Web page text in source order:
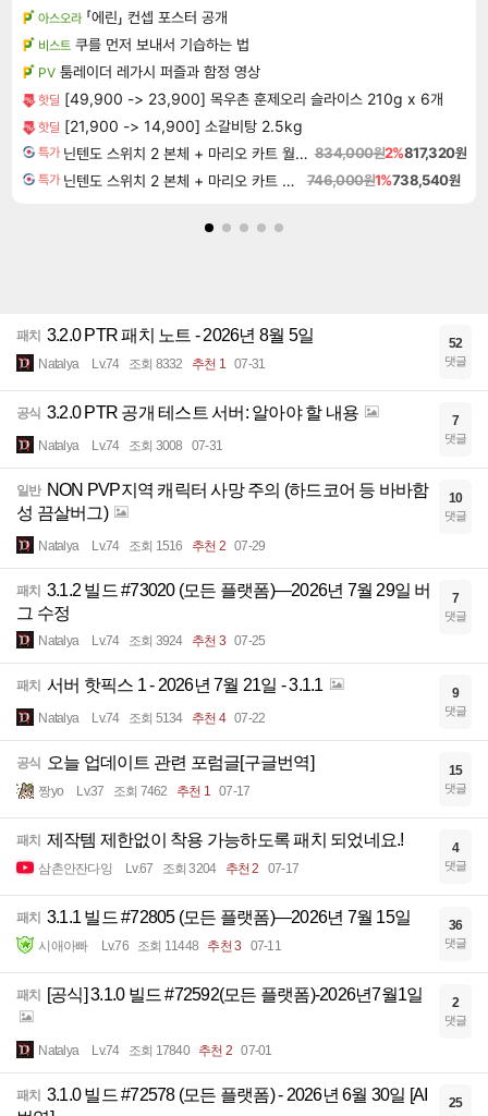
아스오라 「에린」 컨셉 포스터 공개
비스트 쿠를 먼저 보내서 기습하는 법
PV 툼레이더 레가시 퍼즐과 함정 영상
핫딜 [49,900 -> 23,900] 목우촌 훈제오리 슬라이스 210g x 6개
핫딜 [21,900 -> 14,900] 소갈비탕 2.5kg
특가 닌텐도 스위치 2 본체 + 마리오 카트 월드 + 포켓몬 포코피아 번들 834,000원2%817,320원
특가 닌텐도 스위치 2 본체 + 마리오 카트 월드 746,000원1%738,540원
패치 3.2.0 PTR 패치 노트 - 2026년 8월 5일
Natalya Lv.74 조회 8332 추천 1 07-31
52
댓글
공식 3.2.0 PTR 공개 테스트 서버: 알아야 할 내용
Natalya Lv.74 조회 3008 07-31
7
댓글
일반 NON PVP지역 캐릭터 사망 주의 (하드코어 등 바바함
성 끔살버그)
Natalya Lv.74 조회 1516 추천 2 07-29
10
댓글
패치 3.1.2 빌드 #73020 (모든 플랫폼)—2026년 7월 29일 버
그 수정
Natalya Lv.74 조회 3924 추천 3 07-25
7
댓글
패치 서버 핫픽스 1 - 2026년 7월 21일 - 3.1.1
Natalya Lv.74 조회 5134 추천 4 07-22
9
댓글
공식 오늘 업데이트 관련 포럼글[구글번역]
짱yo Lv.37 조회 7462 추천 1 07-17
15
댓글
패치 제작템 제한없이 착용 가능하도록 패치 되었네요.!
삼촌안잔다잉 Lv.67 조회 3204 추천 2 07-17
4
댓글
패치 3.1.1 빌드 #72805 (모든 플랫폼)—2026년 7월 15일
시애아빠 Lv.76 조회 11448 추천 3 07-11
36
댓글
패치 [공식] 3.1.0 빌드 #72592(모든 플랫폼)-2026년7월1일
Natalya Lv.74 조회 17840 추천 2 07-01
2
댓글
패치 3.1.0 빌드 #72578 (모든 플랫폼) - 2026년 6월 30일 [AI
25